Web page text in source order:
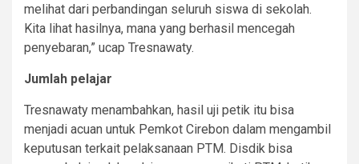
melihat dari perbandingan seluruh siswa di sekolah.
Kita lihat hasilnya, mana yang berhasil mencegah
penyebaran,” ucap Tresnawaty.
Jumlah pelajar
Tresnawaty menambahkan, hasil uji petik itu bisa
menjadi acuan untuk Pemkot Cirebon dalam mengambil
keputusan terkait pelaksanaan PTM. Disdik bisa